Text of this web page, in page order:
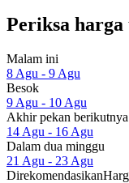
Periksa
Malam ini
8 Agu - 9 Agu
Besok
9 Agu - 10 Agu
Akhir pekan berikutnya
14 Agu - 16 Agu
Dalam dua minggu
21 Agu - 23 Agu
Direkomendasikan